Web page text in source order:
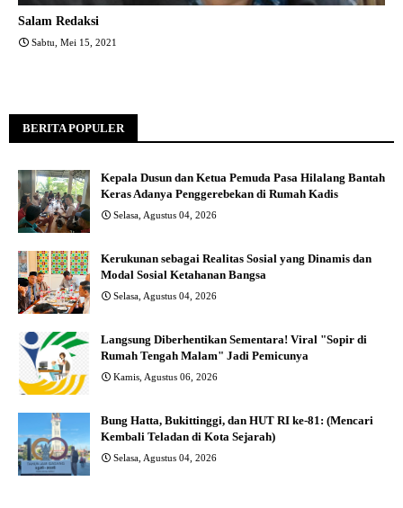
Salam Redaksi
Sabtu, Mei 15, 2021
BERITA POPULER
Kepala Dusun dan Ketua Pemuda Pasa Hilalang Bantah
Keras Adanya Penggerebekan di Rumah Kadis
Selasa, Agustus 04, 2026
Kerukunan sebagai Realitas Sosial yang Dinamis dan
Modal Sosial Ketahanan Bangsa
Selasa, Agustus 04, 2026
Langsung Diberhentikan Sementara! Viral "Sopir di
Rumah Tengah Malam" Jadi Pemicunya
Kamis, Agustus 06, 2026
Bung Hatta, Bukittinggi, dan HUT RI ke-81: (Mencari
Kembali Teladan di Kota Sejarah)
Selasa, Agustus 04, 2026